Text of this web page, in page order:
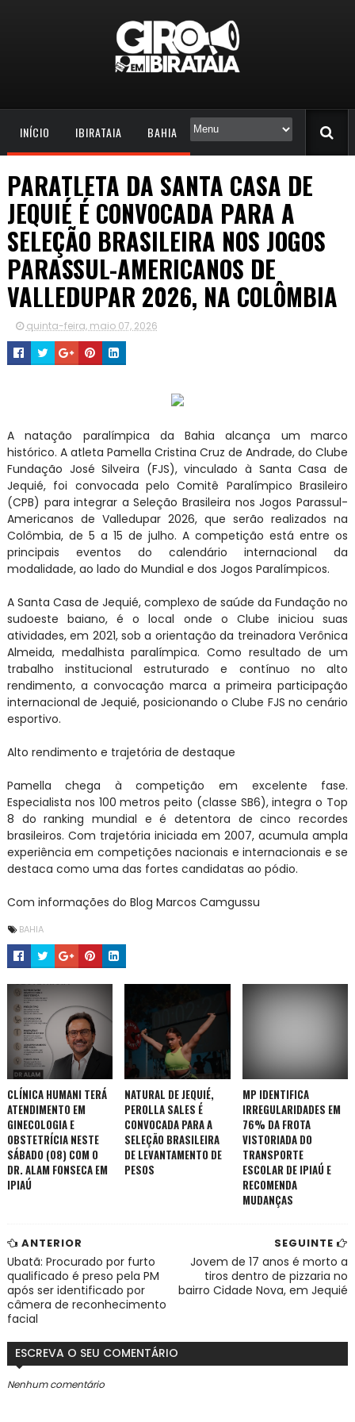
INÍCIO IBIRATAIA BAHIA
PARATLETA DA SANTA CASA DE
JEQUIÉ É CONVOCADA PARA A
SELEÇÃO BRASILEIRA NOS JOGOS
PARASSUL-AMERICANOS DE
VALLEDUPAR 2026, NA COLÔMBIA
quinta-feira, maio 07, 2026
A natação paralímpica da Bahia alcança um marco
histórico. A atleta Pamella Cristina Cruz de Andrade, do Clube
Fundação José Silveira (FJS), vinculado à Santa Casa de
Jequié, foi convocada pelo Comitê Paralímpico Brasileiro
(CPB) para integrar a Seleção Brasileira nos Jogos Parassul-
Americanos de Valledupar 2026, que serão realizados na
Colômbia, de 5 a 15 de julho. A competição está entre os
principais eventos do calendário internacional da
modalidade, ao lado do Mundial e dos Jogos Paralímpicos.
A Santa Casa de Jequié, complexo de saúde da Fundação no
sudoeste baiano, é o local onde o Clube iniciou suas
atividades, em 2021, sob a orientação da treinadora Verônica
Almeida, medalhista paralímpica. Como resultado de um
trabalho institucional estruturado e contínuo no alto
rendimento, a convocação marca a primeira participação
internacional de Jequié, posicionando o Clube FJS no cenário
esportivo.
Alto rendimento e trajetória de destaque
Pamella chega à competição em excelente fase.
Especialista nos 100 metros peito (classe SB6), integra o Top
8 do ranking mundial e é detentora de cinco recordes
brasileiros. Com trajetória iniciada em 2007, acumula ampla
experiência em competições nacionais e internacionais e se
destaca como uma das fortes candidatas ao pódio.
Com informações do Blog Marcos Camgussu
BAHIA
CLÍNICA HUMANI TERÁ
ATENDIMENTO EM
GINECOLOGIA E
OBSTETRÍCIA NESTE
SÁBADO (08) COM O
DR. ALAM FONSECA EM
IPIAÚ
NATURAL DE JEQUIÉ,
PEROLLA SALES É
CONVOCADA PARA A
SELEÇÃO BRASILEIRA
DE LEVANTAMENTO DE
PESOS
MP IDENTIFICA
IRREGULARIDADES EM
76% DA FROTA
VISTORIADA DO
TRANSPORTE
ESCOLAR DE IPIAÚ E
RECOMENDA
MUDANÇAS
SEGUINTE
Jovem de 17 anos é morto a
tiros dentro de pizzaria no
bairro Cidade Nova, em Jequié
ANTERIOR
Ubatã: Procurado por furto
qualificado é preso pela PM
após ser identificado por
câmera de reconhecimento
facial
ESCREVA O SEU COMENTÁRIO
Nenhum comentário